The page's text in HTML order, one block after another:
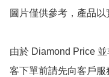
圖片僅供參考，產品以
由於 Diamond Price
客下單前請先向客戶